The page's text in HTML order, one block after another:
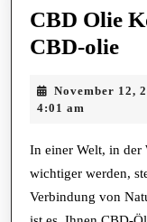
CBD Olie
CBD-olie
November 12,
4:01 am
In einer Welt, in der
wichtiger werden,
Verbindung von